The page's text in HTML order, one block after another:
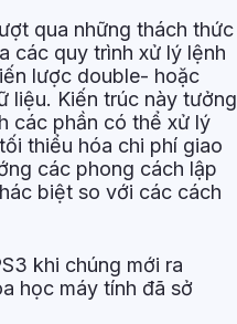
qua những thách thức
các quy trình xử lý lệnh
lược double- hoặc
liệu. Kiến trúc này tưởng
các phần có thể xử lý
thiểu hóa chi phí giao
các phong cách lập
biệt so với các cách
khi chúng mới ra
học máy tính đã sở